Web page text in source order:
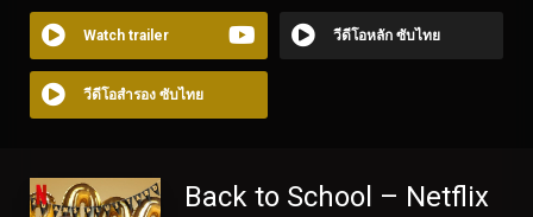
Watch trailer วีดีโอหลัก ซับไทย
วีดีโอสำรอง ซับไทย
Back to School – Netflix